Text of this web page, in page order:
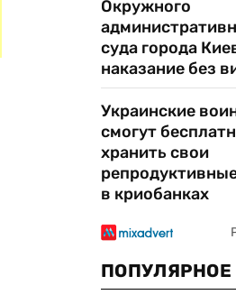
Окружного
суда города
наказание без
Украинские
смогут
хранить свои
в криобанках
ПОПУЛЯРНОЕ